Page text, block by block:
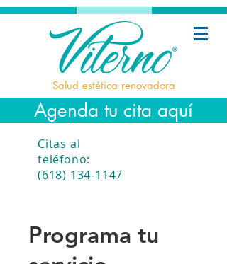
Salud estética renovadora
Agenda tu cita aquí
Citas al
teléfono:
(618) 134-1147
Programa tu